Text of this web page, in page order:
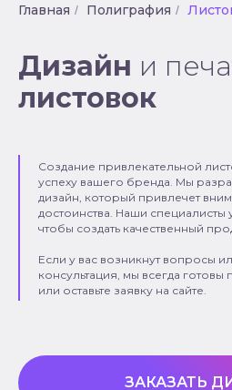
Главная / Полиграфия /
Дизайн и
листовок
Создание привлекательной
успеху вашего бренда. Мы
дизайн, который привлечет
достоинства. Наши специалисты
чтобы создать качественный
Если у вас возникнут вопросы
консультация, мы всегда готовы
или оставьте заявку на сайте.
ЗАКАЗАТЬ